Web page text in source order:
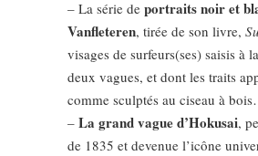
– La série de portraits noir et
Vanfleteren, tirée de son livre,
visages de surfeurs(ses) saisis à
deux vagues, et dont les traits
comme sculptés au ciseau à
– La grand vague d’Hokusai,
de 1835 et devenue l’icône